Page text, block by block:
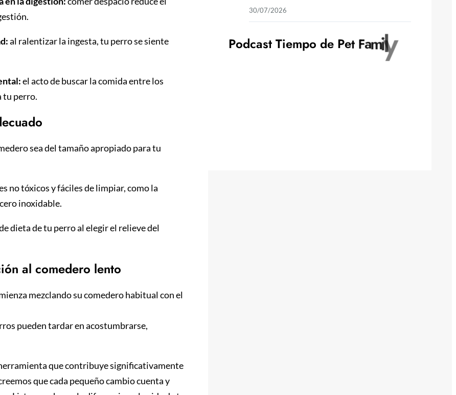
al ralentizar la ingesta, tu perro se siente
el acto de buscar la comida entre los
tu perro.
sea del tamaño apropiado para tu
no tóxicos y fáciles de limpiar, como la
inoxidable.
dieta de tu perro al elegir el relieve del
al comedero lento
mezclando su comedero habitual con el
pueden tardar en acostumbrarse,
que contribuye significativamente
que cada pequeño cambio cuenta y
30/07/2026
Podcast Tiempo de Pet Family